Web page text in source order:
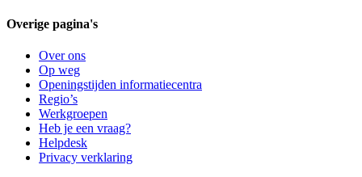
Overige pagina's
Over ons
Op weg
Openingstijden informatiecentra
Regio’s
Werkgroepen
Heb je een vraag?
Helpdesk
Privacy verklaring